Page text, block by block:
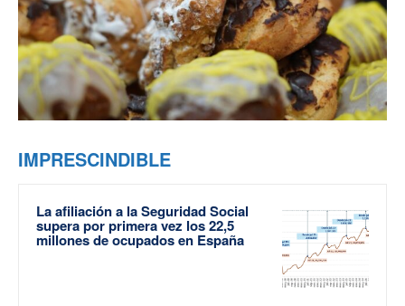
IMPRESCINDIBLE
La afiliación a la Seguridad Social
supera por primera vez los 22,5
millones de ocupados en España